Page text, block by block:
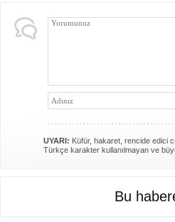
UYARI: Küfür, hakaret, rencide edici
Türkçe karakter kullanılmayan ve
Bu